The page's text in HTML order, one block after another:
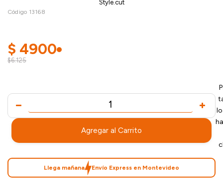
Style.cut
Código 13168
$6.125
$ 4900
Agregar al Carrito
Llega mañana Envío Express en Montevideo